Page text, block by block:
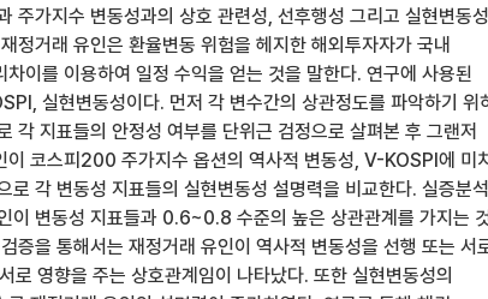
주가지수 변동성과의 상호 관련성, 선후행성 그리고 실현변동성
정거래 유인은 환율변동 위험을 헤지한 해외투자자가 국내
이를 이용하여 일정 수익을 얻는 것을 말한다. 연구에 사용된
실현변동성이다. 먼저 각 변수간의 상관정도를 파악하기 위
각 지표들의 안정성 여부를 단위근 검정으로 살펴본 후 그랜저
이 코스피200 주가지수 옵션의 역사적 변동성, V-KOSPI에 미
로 각 변동성 지표들의 실현변동성 설명력을 비교한다. 실증분석
이 변동성 지표들과 0.6~0.8 수준의 높은 상관관계를 가지는
증을 통해서는 재정거래 유인이 역사적 변동성을 선행 또는 서
로 영향을 주는 상호관계임이 나타났다. 또한 실현변동성의